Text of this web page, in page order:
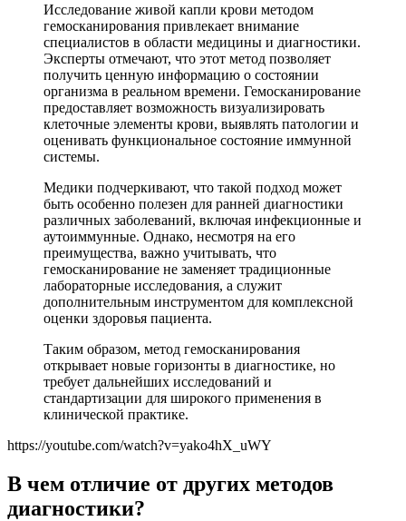
Исследование живой капли крови методом
гемосканирования привлекает внимание
специалистов в области медицины и диагностики.
Эксперты отмечают, что этот метод позволяет
получить ценную информацию о состоянии
организма в реальном времени. Гемосканирование
предоставляет возможность визуализировать
клеточные элементы крови, выявлять патологии и
оценивать функциональное состояние иммунной
системы.
Медики подчеркивают, что такой подход может
быть особенно полезен для ранней диагностики
различных заболеваний, включая инфекционные и
аутоиммунные. Однако, несмотря на его
преимущества, важно учитывать, что
гемосканирование не заменяет традиционные
лабораторные исследования, а служит
дополнительным инструментом для комплексной
оценки здоровья пациента.
Таким образом, метод гемосканирования
открывает новые горизонты в диагностике, но
требует дальнейших исследований и
стандартизации для широкого применения в
клинической практике.
https://youtube.com/watch?v=yako4hX_uWY
В чем отличие от других методов
диагностики?